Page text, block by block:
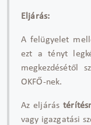
Eljárás:
A felügyelet
ezt a tényt
megkezdésétől
OKFŐ-nek.
Az eljárás
vagy igazgatási